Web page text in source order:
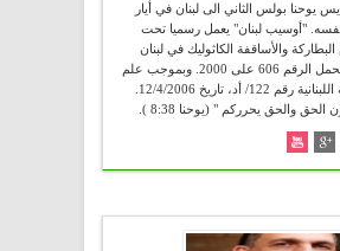
يوحنا بولس الثاني الى لبنان في أيار
نفسه. "أوسيب لبنان" يعمل رسميا تحت
والأساقفة الكاثوليك في لبنان
بموجب وثيقة تحمل الرقم 606 على 2000. وبموجب علم
والحق يحرركم " (يوحنا 8:38 ).